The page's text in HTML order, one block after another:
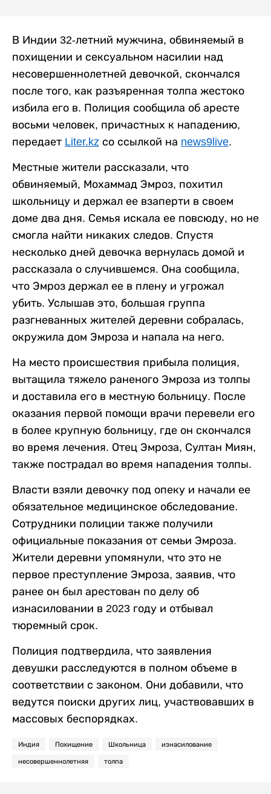
В Индии 32-летний мужчина, обвиняемый в
похищении и сексуальном насилии над
несовершеннолетней девочкой, скончался
после того, как разъяренная толпа жестоко
избила его в. Полиция сообщила об аресте
восьми человек, причастных к нападению,
передает Liter.kz со ссылкой на news9live.
Местные жители рассказали, что
обвиняемый, Мохаммад Эмроз, похитил
школьницу и держал ее взаперти в своем
доме два дня. Семья искала ее повсюду, но не
смогла найти никаких следов. Спустя
несколько дней девочка вернулась домой и
рассказала о случившемся. Она сообщила,
что Эмроз держал ее в плену и угрожал
убить. Услышав это, большая группа
разгневанных жителей деревни собралась,
окружила дом Эмроза и напала на него.
На место происшествия прибыла полиция,
вытащила тяжело раненого Эмроза из толпы
и доставила его в местную больницу. После
оказания первой помощи врачи перевели его
в более крупную больницу, где он скончался
во время лечения. Отец Эмроза, Султан Миян,
также пострадал во время нападения толпы.
Власти взяли девочку под опеку и начали ее
обязательное медицинское обследование.
Сотрудники полиции также получили
официальные показания от семьи Эмроза.
Жители деревни упомянули, что это не
первое преступление Эмроза, заявив, что
ранее он был арестован по делу об
изнасиловании в 2023 году и отбывал
тюремный срок.
Полиция подтвердила, что заявления
девушки расследуются в полном объеме в
соответствии с законом. Они добавили, что
ведутся поиски других лиц, участвовавших в
массовых беспорядках.
Индия Похищение Школьница изнасилование
несовершеннолетняя толпа